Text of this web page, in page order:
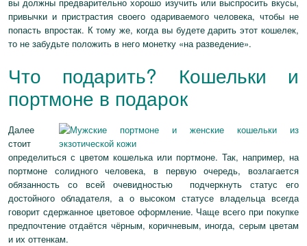
привычки и пристрастия своего одариваемого человека, чтобы не
попасть впростак. К тому же, когда вы будете дарить этот кошелек,
то не забудьте положить в него монетку «на разведение».
Что подарить? Кошельки и
портмоне в подарок
Далее
стоит
определиться с цветом кошелька или портмоне. Так, например, на
портмоне солидного человека, в первую очередь, возлагается
обязанность со всей очевидностью подчеркнуть статус его
достойного обладателя, а о высоком статусе владельца всегда
говорит сдержанное цветовое оформление. Чаще всего при покупке
предпочтение отдаётся чёрным, коричневым, иногда, серым цветам
и их оттенкам.